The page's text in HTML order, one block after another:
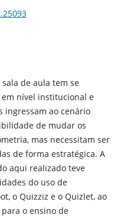
de aula tem se
nível institucional e
ingressam ao cenário
de mudar os
mas necessitam ser
de forma estratégica. A
aqui realizado teve
do uso de
o Quizziz e o Quizlet, ao
o ensino de